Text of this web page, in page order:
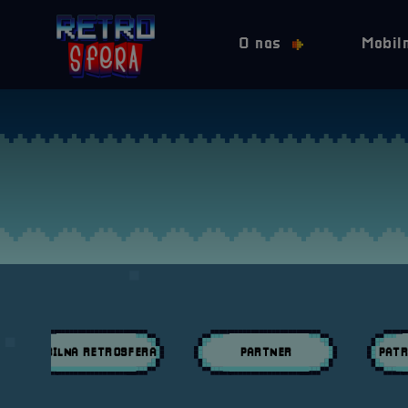
O nas
MOBILNA RETROSFERA PARTNER